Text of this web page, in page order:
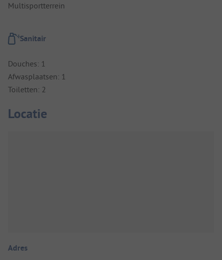
Multisportterrein
Sanitair
Douches: 1
Afwasplaatsen: 1
Toiletten: 2
Locatie
Adres